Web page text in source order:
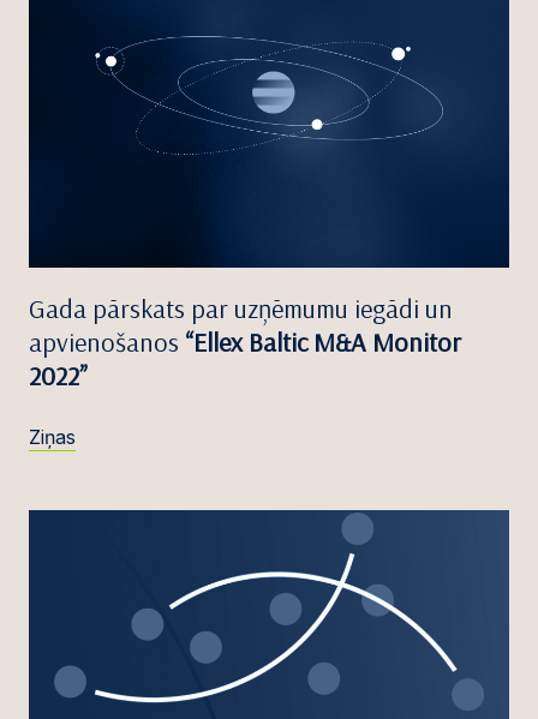
Gada pārskats par uzņēmumu iegādi un
apvienošanos “Ellex Baltic M&A Monitor
2022”
Ziņas